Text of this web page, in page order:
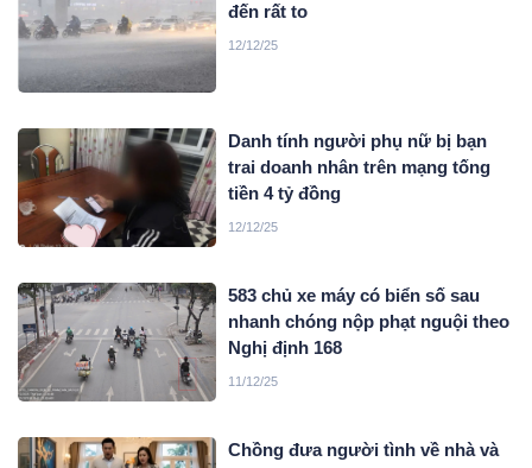
đến rất to
12/12/25
Danh tính người phụ nữ bị bạn
trai doanh nhân trên mạng tống
tiền 4 tỷ đồng
12/12/25
583 chủ xe máy có biển số sau
nhanh chóng nộp phạt nguội theo
Nghị định 168
11/12/25
Chồng đưa người tình về nhà và